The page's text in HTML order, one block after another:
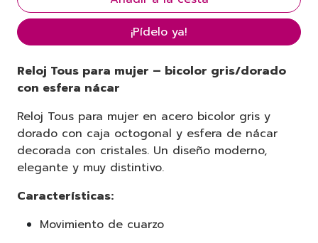
¡Pídelo ya!
Reloj Tous para mujer – bicolor gris/dorado
con esfera nácar
Reloj Tous para mujer en acero bicolor gris y
dorado con caja octogonal y esfera de nácar
decorada con cristales. Un diseño moderno,
elegante y muy distintivo.
Características:
Movimiento de cuarzo